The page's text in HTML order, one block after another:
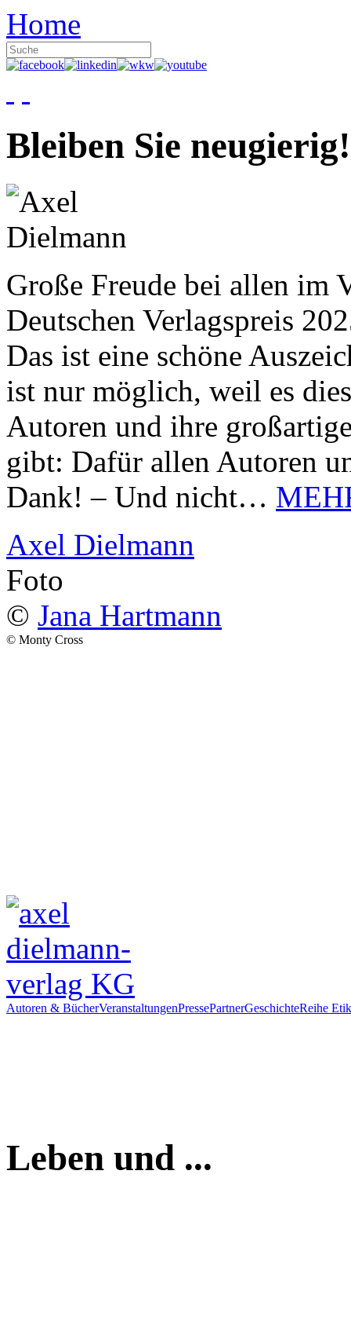
Home
Bleiben Sie neugierig!
Große Freude bei allen im
Deutschen Verlagspreis
Das ist eine schöne
ist nur möglich, weil es
Autoren und ihre
gibt: Dafür allen Autoren
Dank! – Und nicht…
Axel Dielmann
Foto
© Jana Hartmann
© Monty Cross
Autoren & BücherVeranstaltungenPressePartnerGeschichteReihe
Leben und ...